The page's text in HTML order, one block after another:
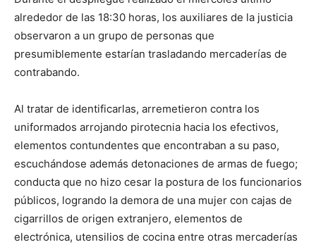
alrededor de las 18:30 horas, los auxiliares de la justicia
observaron a un grupo de personas que
presumiblemente estarían trasladando mercaderías de
contrabando.
Al tratar de identificarlas, arremetieron contra los
uniformados arrojando pirotecnia hacia los efectivos,
elementos contundentes que encontraban a su paso,
escuchándose además detonaciones de armas de fuego;
conducta que no hizo cesar la postura de los funcionarios
públicos, logrando la demora de una mujer con cajas de
cigarrillos de origen extranjero, elementos de
electrónica, utensilios de cocina entre otras mercaderías